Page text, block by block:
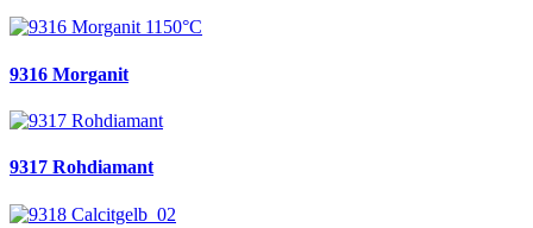
9316 Morganit
9317 Rohdiamant